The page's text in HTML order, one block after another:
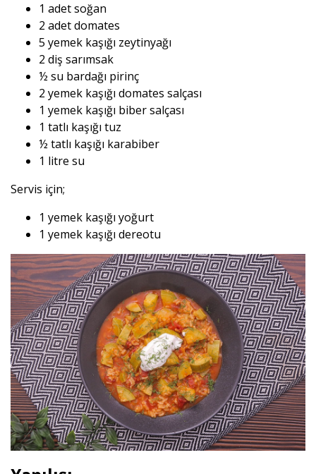
1 adet soğan
2 adet domates
5 yemek kaşığı zeytinyağı
2 diş sarımsak
½ su bardağı pirinç
2 yemek kaşığı domates salçası
1 yemek kaşığı biber salçası
1 tatlı kaşığı tuz
½ tatlı kaşığı karabiber
1 litre su
Servis için;
1 yemek kaşığı yoğurt
1 yemek kaşığı dereotu